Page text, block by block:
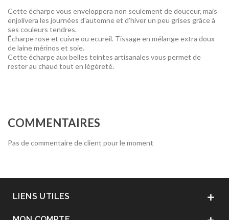
Cette écharpe vous enveloppera non seulement de douceur, mais
enjolivera les journées d'automne et d'hiver un peu grises grâce à
ses couleurs tendres.
Écharpe rose et cuivre ou ecureil. Tissage en mélange extra doux
de laine mérinos et soie.
Cette écharpe aux belles teintes artisanales vous permet de
rester au chaud tout en légèreté.
COMMENTAIRES
Pas de commentaire de client pour le moment
LIENS UTILES 